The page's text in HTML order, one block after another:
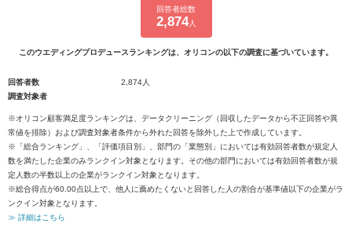
回答者総数
2,874人
このウエディングプロデュースランキングは、オリコンの以下の調査に基づいています。
回答者数
2,874人
調査対象者
※オリコン顧客満足度ランキングは、データクリーニング（回収したデータから不正回答や異
常値を排除）および調査対象者条件から外れた回答を除外した上で作成しています。
※「総合ランキング」、「評価項目別」、部門の「業態別」においては有効回答者数が規定人
数を満たした企業のみランクイン対象となります。その他の部門においては有効回答者数が規
定人数の半数以上の企業がランクイン対象となります。
※総合得点が60.00点以上で、他人に薦めたくないと回答した人の割合が基準値以下の企業がラ
ンクイン対象となります。
≫ 詳細はこちら